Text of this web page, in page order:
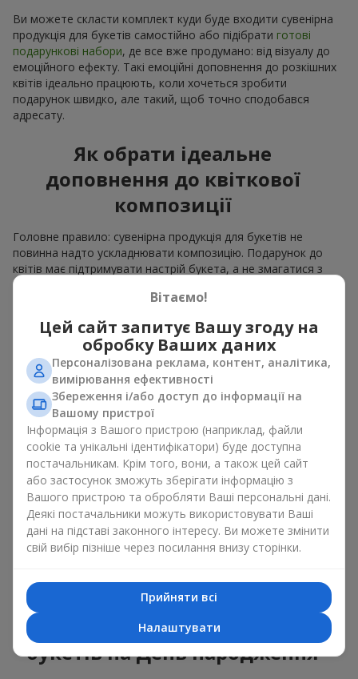
Ви можете скласти комплект куди буде входити сувенірна
продукція для букетів самостійно або підібрати готові
подарункові набори, де все вже продумано: від візуалу до
емоційного ефекту. Такі емоційні доповнення до розкішних
квітів ідеально працюють, коли хочеться зробити
подарунок швидко, але такий, щоб точно сподобався
адресату.
Як обрати ідеальне
доповнення до квіткової
композиції
Головне правило: сувенірна продукція для букетів не
повинна надто ускладнювати композицію. Подарунок до
квітів має підтримувати настрій букета, а не змагатися з
ним. Для ніжних композицій підійде сувенірна продукція для
букетів, як легкі символічні додатки та легкі елементи
декору. Це може бути
Для яскравих є сенс використати більш сміливі додаткові
акценти, як вишуканіцукеркичи дорогі сувеніри.
Сувенірна продукція для букетів повинна вибиратись,
враховуючи й привід, і людину, якій адресований подарунок.
Якщо сумніваєтесь, яка сувенірна продукція для букетів вам
потрібна — обирайте універсальні маленькі приємності,
широкий вибір яких знайдеться у нашому каталозі.
Сувеніри до букетів на різні свята
Свято задає настрій, а сувенірна продукція для букетів його
підкреслює. Саме тому сувеніри для квітів часто обирають з
урахуванням дати та події. В нашому асортименті
знайдеться сувенірна продукція для букетів, що підійде до
бюджет.
Сувенірна продукція до
букетів на День народження
Вітаємо!
Цей сайт запитує Вашу згоду на
обробку Ваших даних
Персоналізована реклама, контент, аналітика,
вимірювання ефективності
Збереження і/або доступ до інформації на
Вашому пристрої
Інформація з Вашого пристрою (наприклад, файли
cookie та унікальні ідентифікатори) буде доступна
постачальникам. Крім того, вони, а також цей сайт
або застосунок зможуть зберігати інформацію з
Вашого пристрою та обробляти Ваші персональні дані.
Деякі постачальники можуть використовувати Ваші
дані на підставі законного інтересу. Ви можете змінити
свій вибір пізніше через посилання внизу сторінки.
Прийняти всі
Налаштувати